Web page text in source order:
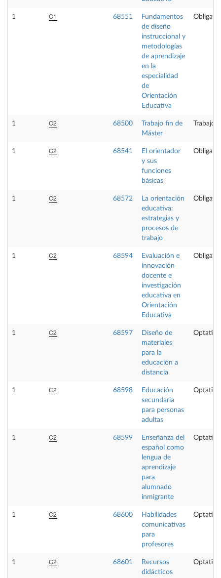
1 C1 68551
Fundamentos
de diseño
instruccional y
metodologías
de aprendizaje
en la
especialidad
de
Orientación
Educativa
1 C2 68500
Trabajo fin de
Máster
Trabajo
1 C2 68541
El orientador
y sus
funciones
básicas
1 C2 68572
La orientación
educativa:
estrategias y
procesos de
trabajo
1 C2 68594
Evaluación e
innovación
docente e
investigación
educativa en
Orientación
Educativa
1 C2 68597
Diseño de
materiales
para la
educación a
distancia
Optativa
1 C2 68598
Educación
secundaria
para personas
adultas
Optativa
1 C2 68599
Enseñanza del
español como
lengua de
aprendizaje
para
alumnado
inmigrante
Optativa
1 C2 68600
Habilidades
comunicativas
para
profesores
Optativa
1 C2 68601
Recursos
didácticos
Optativa